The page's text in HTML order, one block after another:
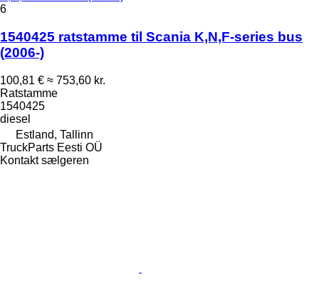
6
1540425 ratstamme til Scania K,N,F-series bus
(2006-)
100,81 € ≈ 753,60 kr.
Ratstamme
1540425
diesel
Estland, Tallinn
TruckParts Eesti OÜ
Kontakt sælgeren